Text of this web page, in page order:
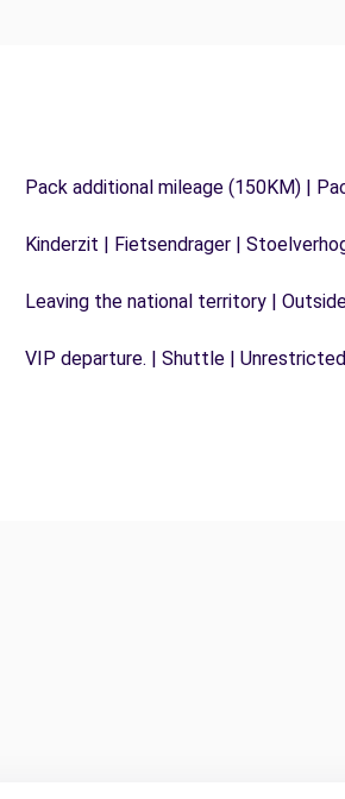
Pack additional mileage (150KM) |
Kinderzit | Fietsendrager |
Leaving the national territory |
VIP departure. | Shuttle |